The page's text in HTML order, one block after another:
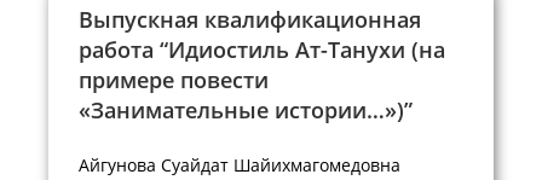
Выпускная квалификационная
работа “Идиостиль Ат-Танухи (на
примере повести
«Занимательные истории…»)”
Айгунова Суайдат Шайихмагомедовна